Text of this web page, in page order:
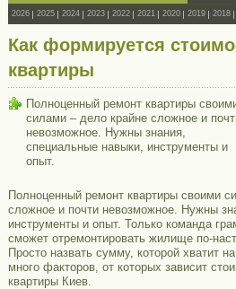
2026 2025 2024 2023 2022 2021 2020 2019 2018
Как формируется
квартиры
Полноценный ремонт квартиры
силами – дело крайне сложное и
невозможное. Нужны знания,
специальные навыки, инструменты и
опыт.
Полноценный ремонт квартиры своими
сложное и почти невозможное. Нужны
инструменты и опыт. Только команда
сможет отремонтировать жилище по-
Просто назвать сумму, которой хватит
много факторов, от которых зависит
квартиры Киев.